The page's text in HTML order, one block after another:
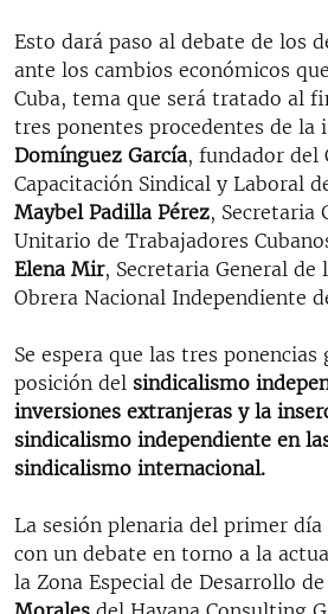
Esto dará paso al debate de los
ante los cambios económicos
Cuba, tema que será tratado al
tres ponentes procedentes de la
Domínguez García, fundador del
Capacitación Sindical y Laboral
Maybel Padilla Pérez, Secretaria
Unitario de Trabajadores
Elena Mir, Secretaria General de
Obrera Nacional Independiente
Se espera que las tres
posición del sindicalismo
inversiones extranjeras y la
sindicalismo independiente en
sindicalismo internacional.
La sesión plenaria del primer
con un debate en torno a la
la Zona Especial de Desarrollo